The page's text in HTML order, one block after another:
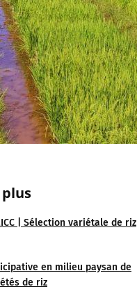
plus
| Sélection variétale de riz
en milieu paysan de
de riz